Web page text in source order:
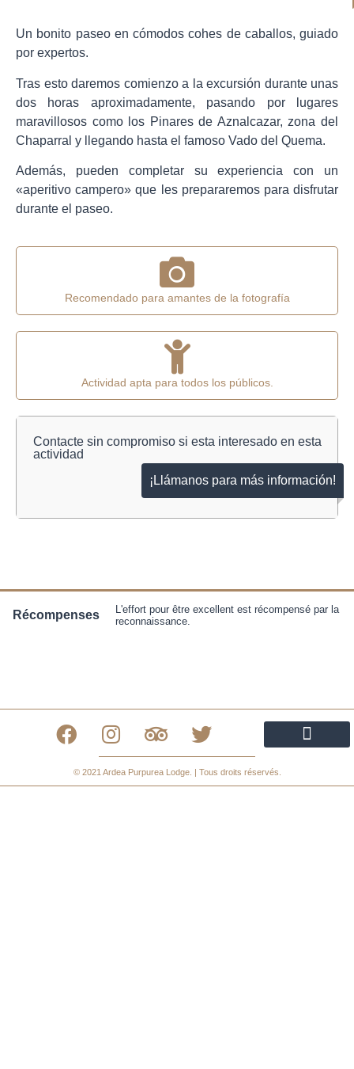
Un bonito paseo en cómodos cohes de caballos, guiado
por expertos.
Tras esto daremos comienzo a la excursión durante unas
dos horas aproximadamente, pasando por lugares
maravillosos como los Pinares de Aznalcazar, zona del
Chaparral y llegando hasta el famoso Vado del Quema.
Además, pueden completar su experiencia con un
«aperitivo campero» que les prepararemos para disfrutar
durante el paseo.
Recomendado para amantes de la fotografía
Actividad apta para todos los públicos.
Contacte sin compromiso si esta interesado en esta
actividad
¡Llámanos para más información!
Récompenses
L'effort pour être excellent est récompensé par la
reconnaissance.
© 2021 Ardea Purpurea Lodge. | Tous droits réservés.